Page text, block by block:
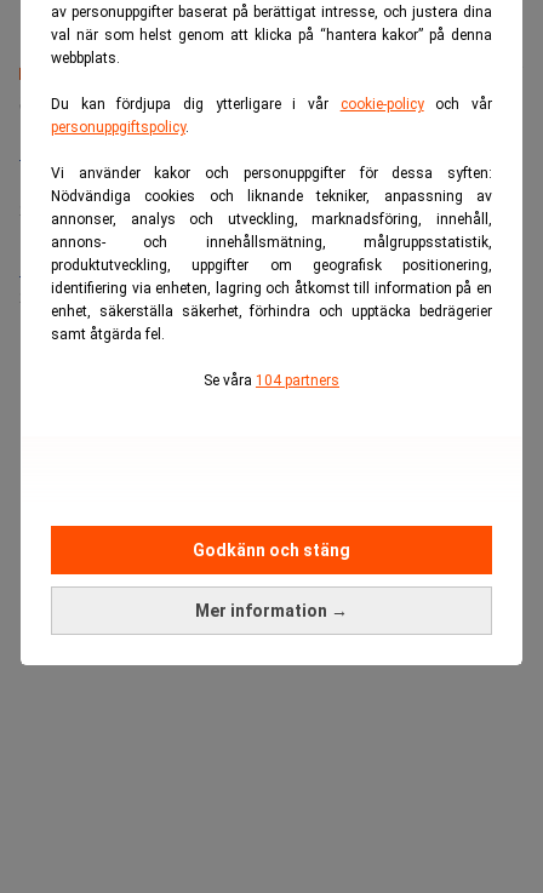
av personuppgifter baserat på berättigat intresse, och justera dina
val när som helst genom att klicka på “hantera kakor” på denna
webbplats.
Du kan fördjupa dig ytterligare i vår cookie-policyoch vår
personuppgiftspolicy.
Vi använder kakor och personuppgifter för dessa syften:
Nödvändiga cookies och liknande tekniker, anpassning av
annonser, analys och utveckling, marknadsföring, innehåll,
annons- och innehållsmätning, målgruppsstatistik,
produktutveckling, uppgifter om geografisk positionering,
identifiering via enheten, lagring och åtkomst till information på en
enhet, säkerställa säkerhet, förhindra och upptäcka bedrägerier
samt åtgärda fel.
Se våra 104 partners
Mer information →
Godkänn och stäng
Senaste lediga jobben
Placering:Bromma, Stockholm
Sista ansökningsdag:21/08/2026
Medarbetare inom Intern styrning och kontroll till Alecta
Sista ansökningsdag:13/06/2026